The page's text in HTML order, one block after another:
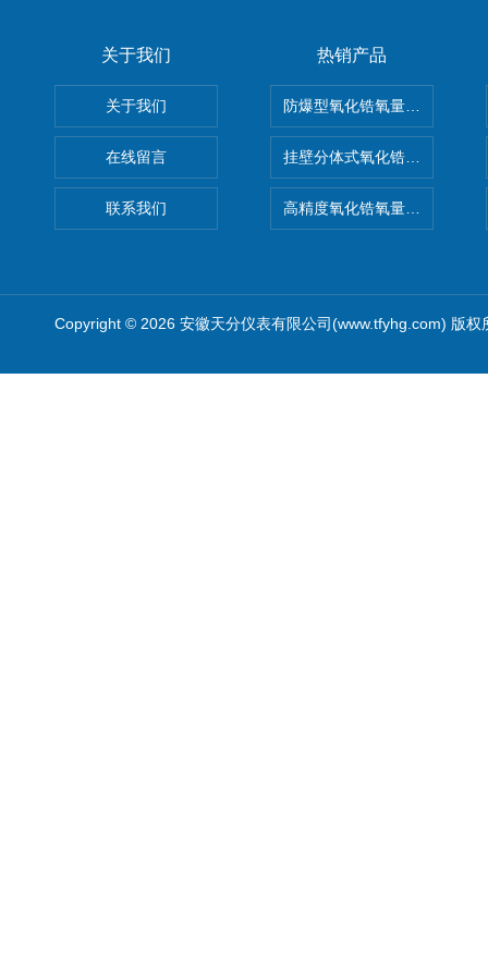
关于我们
关于我们
在线留言
联系我们
热销产品
防爆型氧化锆氧量分析仪
挂壁分体式氧化锆分析仪
高精度氧化锆氧量分析仪转换
Copyright © 2026 安徽天分仪表有限公司(www.tfyhg.com) 版权